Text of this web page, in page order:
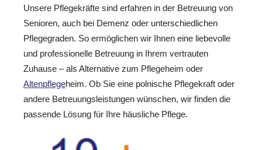
Unsere Pflegekräfte sind erfahren in der Betreuung von
Senioren, auch bei Demenz oder unterschiedlichen
Pflegegraden. So ermöglichen wir Ihnen eine liebevolle
und professionelle Betreuung in Ihrem vertrauten
Zuhause – als Alternative zum Pflegeheim oder
Altenpflegeheim. Ob Sie eine polnische Pflegekraft oder
andere Betreuungsleistungen wünschen, wir finden die
passende Lösung für Ihre häusliche Pflege.